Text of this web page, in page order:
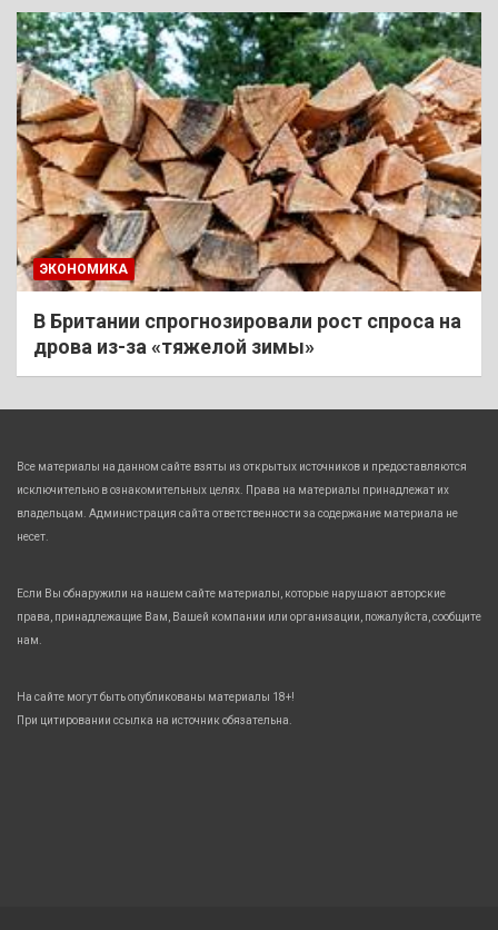
ЭКОНОМИКА
В Британии спрогнозировали рост спроса на
дрова из-за «тяжелой зимы»
Все материалы на данном сайте взяты из открытых источников и предоставляются
исключительно в ознакомительных целях. Права на материалы принадлежат их
владельцам. Администрация сайта ответственности за содержание материала не
несет.
Если Вы обнаружили на нашем сайте материалы, которые нарушают авторские
права, принадлежащие Вам, Вашей компании или организации, пожалуйста, сообщите
нам.
На сайте могут быть опубликованы материалы 18+!
При цитировании ссылка на источник обязательна.